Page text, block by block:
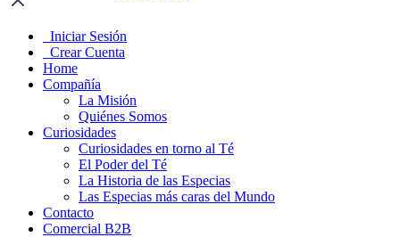
Iniciar Sesión
Crear Cuenta
Home
Compañía
La Misión
Quiénes Somos
Curiosidades
Curiosidades en torno al Té
El Poder del Té
La Historia de las Especias
Las Especias más caras del Mundo
Contacto
Comercial B2B